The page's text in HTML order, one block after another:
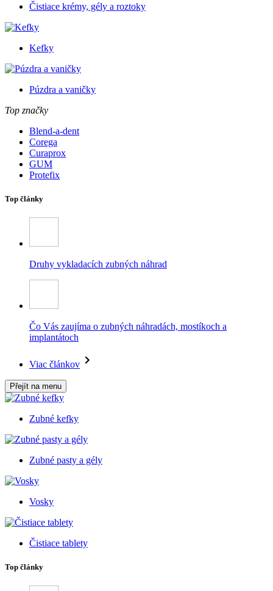
Čistiace krémy, gély a roztoky
Kefky
Púzdra a vaničky
Top značky
Blend-a-dent
Corega
Curaprox
GUM
Protefix
Top články
Druhy vykladacích zubných náhrad
Čo Vás zaujíma o zubných náhradách, mostíkoch a
implantátoch
Viac článkov
Přejít na menu
Zubné kefky
Zubné pasty a gély
Vosky
Čistiace tablety
Top články